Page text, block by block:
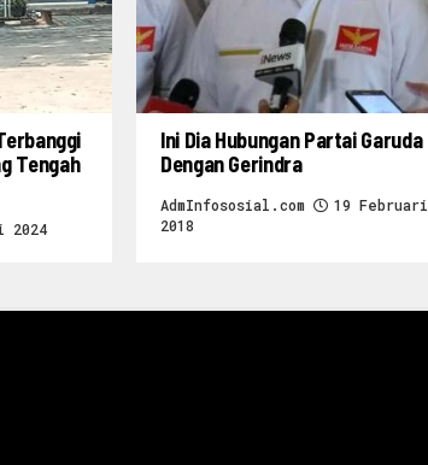
Tengah
2024
Ini Dia Hubungan Partai Garuda
Dengan Gerindra
AdmInfososial.com
19 Februari
2018